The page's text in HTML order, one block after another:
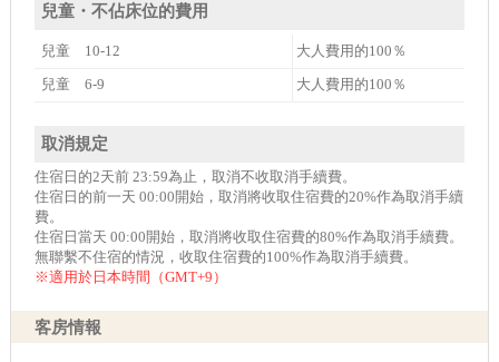
兒童・不佔床位的費用
兒童 10-12 大人費用的100％
兒童 6-9 大人費用的100％
取消規定
住宿日的2天前 23:59為止，取消不收取消手續費。
住宿日的前一天 00:00開始，取消將收取住宿費的20%作為取消手續
費。
住宿日當天 00:00開始，取消將收取住宿費的80%作為取消手續費。
無聯繫不住宿的情況，收取住宿費的100%作為取消手續費。
※適用於日本時間（GMT+9）
客房情報